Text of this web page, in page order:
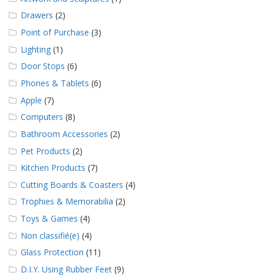
m
m
u
n
q
u
z
a
v
e
n
o
s
Drawers (2)
Point of Purchase (3)
Lighting (1)
Door Stops (6)
Phones & Tablets (6)
Apple (7)
Computers (8)
Bathroom Accessories (2)
Pet Products (2)
Kitchen Products (7)
Cutting Boards & Coasters (4)
Trophies & Memorabilia (2)
Toys & Games (4)
Non classifié(e) (4)
Glass Protection (11)
D.I.Y. Using Rubber Feet (9)